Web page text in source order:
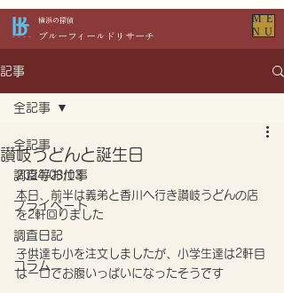
​横浜の探偵
​ブルーフィールドリサーチ
ME
NU
記事
全記事
調査等お仕事
プライベート
調査日記
コラム
全記事
讃岐うどんと誕生日
2024/08/03
本日、前半は義弟と香川へ行き讃岐うどんの店
を2軒回りました
子供達も小を注文しましたが、小学生達は2軒目
は一口でお腹いっぱいになったそうです